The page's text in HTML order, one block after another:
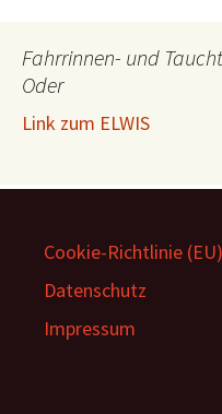
Fahrrinnen- und
Oder
Link zum ELWIS
Cookie-Richtlinie (EU)
Datenschutz
Impressum